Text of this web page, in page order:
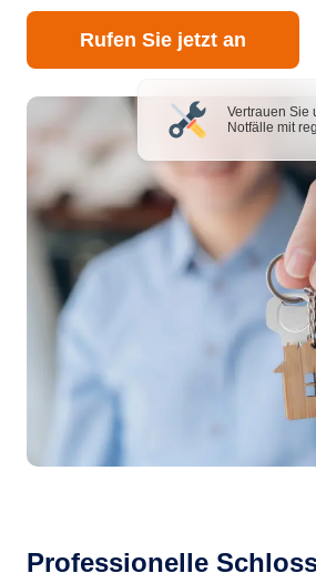
Rufen Sie jetzt an
Vertrauen Sie
Notfälle mit
Professionelle